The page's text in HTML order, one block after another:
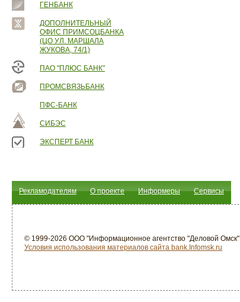
ГЕНБАНК
ДОПОЛНИТЕЛЬНЫЙ
ОФИС ПРИМСОЦБАНКА
(ЦО УЛ. МАРШАЛА
ЖУКОВА, 74/1)
ПАО "ПЛЮС БАНК"
ПРОМСВЯЗЬБАНК
ПФС-БАНК
СИБЭС
ЭКСПЕРТ БАНК
Рекламодателям О проекте Информеры Сервисы
© 1999-2026 ООО "Информационное агентство "Деловой Омск"
Условия использования материалов сайта bank.Infomsk.ru